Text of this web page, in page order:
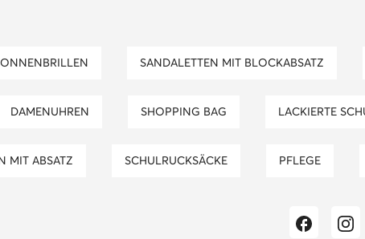
SONNENBRILLEN SANDALETTEN MIT BLOCKABSATZ
DAMENUHREN SHOPPING BAG LACKIERTE
MIT ABSATZ SCHULRUCKSÄCKE PFLEGE